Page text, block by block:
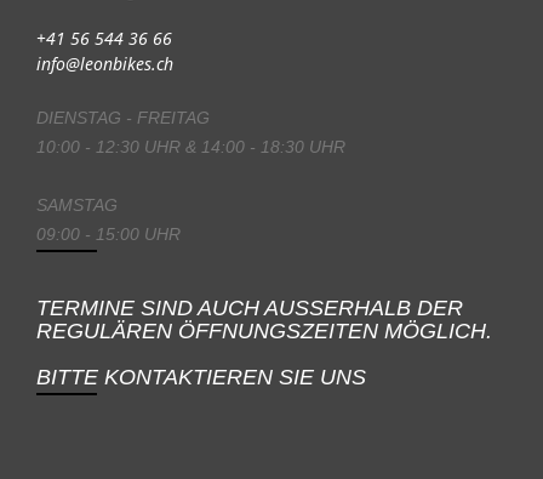
+41 56 544 36 66
info@leonbikes.ch
DIENSTAG - FREITAG
10:00 - 12:30 UHR & 14:00 - 18:30 UHR
SAMSTAG
09:00 - 15:00 UHR
TERMINE SIND AUCH AUSSERHALB DER
REGULÄREN ÖFFNUNGSZEITEN MÖGLICH.
BITTE KONTAKTIEREN SIE UNS